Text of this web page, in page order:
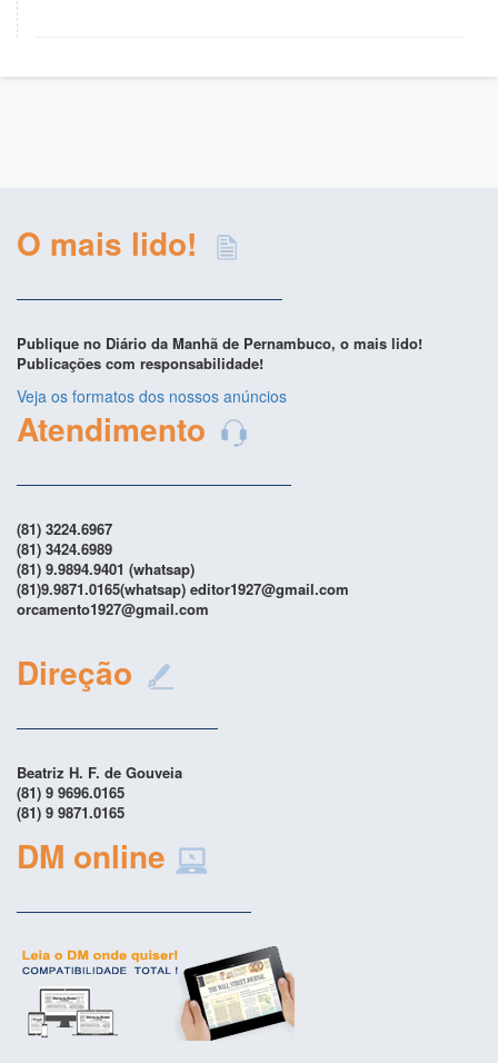
O mais lido!
Publique no Diário da Manhã de Pernambuco, o mais lido!
Publicações com responsabilidade!
Veja os formatos dos nossos anúncios
Atendimento
(81) 3224.6967
(81) 3424.6989
(81) 9.9894.9401 (whatsap)
(81)9.9871.0165(whatsap) editor1927@gmail.com
orcamento1927@gmail.com
Direção
Beatriz H. F. de Gouveia
(81) 9 9696.0165
(81) 9 9871.0165
DM online